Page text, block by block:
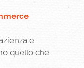
e
quello che